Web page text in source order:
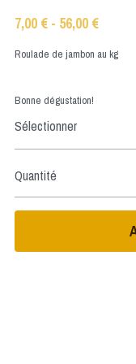
7,00 € - 56,00 €
Roulade de jambon au kg
Bonne dégustation!
Sélectionner
Quantité